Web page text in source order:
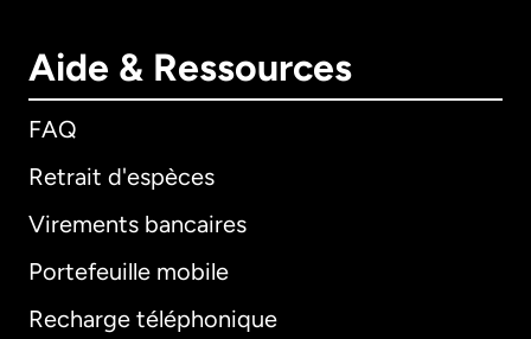
Aide & Ressources
FAQ
Retrait d'espèces
Virements bancaires
Portefeuille mobile
Recharge téléphonique